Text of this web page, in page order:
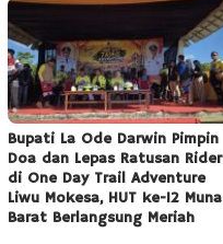
Bupati La Ode Darwin Pimpin
Doa dan Lepas Ratusan Rider
di One Day Trail Adventure
Liwu Mokesa, HUT ke-12 Muna
Barat Berlangsung Meriah